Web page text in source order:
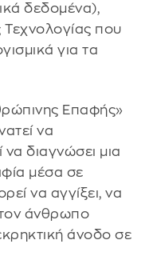
δεδομένα),
Τεχνολογίας που
για τα
Επαφής»
να
να διαγνώσει μια
μέσα σε
να αγγίξει, να
τον άνθρωπο
άνοδο σε